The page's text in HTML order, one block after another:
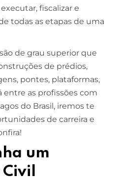
fiscalizar e
todas as etapas de uma
de grau superior que
de prédios,
pontes, plataformas,
entre as profissões com
do Brasil, iremos te
de carreira e
um